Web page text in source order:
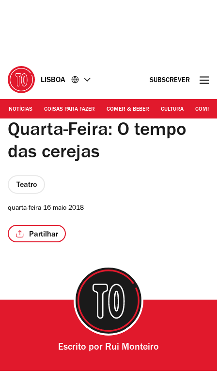
LISBOA SUBSCREVER
NOTÍCIAS COISAS PARA FAZER COMER & BEBER CULTURA
Quarta-Feira: O tempo
das cerejas
Teatro
quarta-feira 16 maio 2018
Partilhar
Escrito por Rui Monteiro